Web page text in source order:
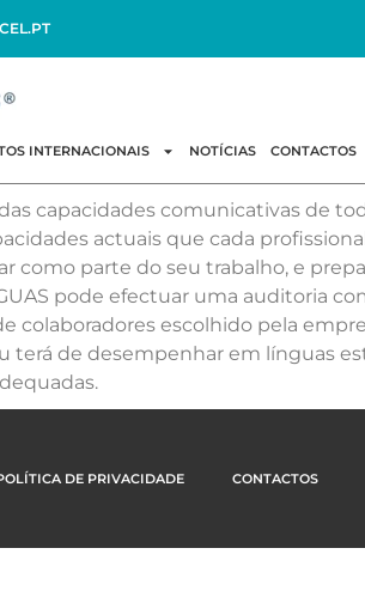
INTERNACIONAIS NOTÍCIAS CONTACTOS
capacidades comunicativas de
actuais que cada
como parte do seu trabalho, e
pode efectuar uma auditoria
escolhido pela
terá de desempenhar em línguas
DE PRIVACIDADE CONTACTOS